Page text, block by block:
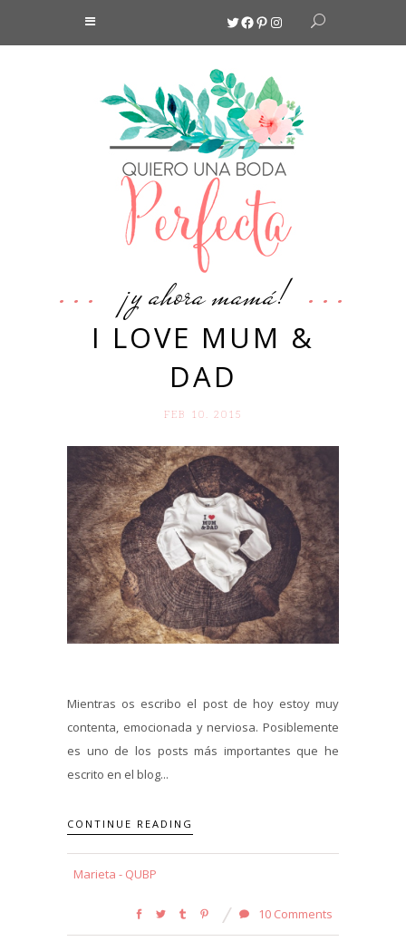
Twitter
Facebook
Pinterest
Instagram
¡y ahora mamá!
I LOVE MUM &
DAD
FEB 10. 2015
Mientras os escribo el post de hoy estoy muy
contenta, emocionada y nerviosa. Posiblemente
es uno de los posts más importantes que he
escrito en el blog...
CONTINUE READING
Marieta - QUBP
10 Comments